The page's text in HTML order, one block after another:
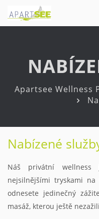
Apartsee Wellness
Nabízené
Náš privátní
nejsilnějšími tryskami
odnesete jedinečný
masáž, kterou ještě